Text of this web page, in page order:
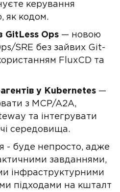
керування
як кодом.
GitLess Ops — новою
SRE без зайвих Git-
FluxCD та
у Kubernetes —
з MCP/A2A,
та інтегрувати
середовища.
- буде непросто, адже
завданнями,
інфраструктурними
підходами на кшталт